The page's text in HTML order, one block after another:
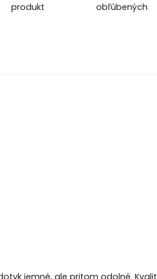
produkt
obľúbených